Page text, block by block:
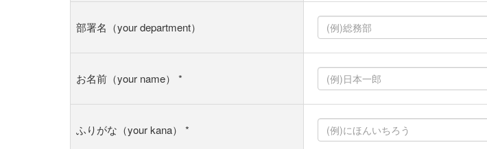
部署名（your department）
お名前（your name） *
ふりがな（your kana） *